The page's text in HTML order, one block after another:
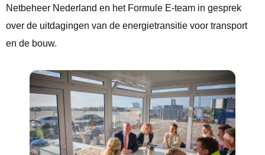
Netbeheer Nederland en het Formule E-team in gesprek
over de uitdagingen van de energietransitie voor transport
en de bouw.